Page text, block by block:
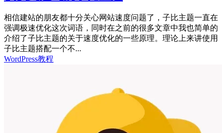
相信建站的朋友都十分关心网站速度问题了，子比主题一直在
强调极速优化这次词语，同时在之前的很多文章中我也简单的
介绍了子比主题的关于速度优化的一些原理。理论上来讲使用
子比主题搭配一个不...
WordPress教程